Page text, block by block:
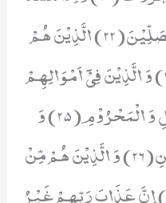
الْخَیْرُ مَنُوْعًا(21) اِلَّا الْمُصَلِّیْنَ(22) الَّذِیْنَ هُمْ
عَلٰى صَلَاتِهِمْ دَآىٕمُوْنَ(23) وَ الَّذِیْنَ فِیْۤ اَمْوَالِهِمْ
حَقٌّ مَّعْلُوْمٌ(24) لِّلسَّآىٕلِ وَ الْمَحْرُوْمِ(25) وَ
الَّذِیْنَ یُصَدِّقُوْنَ بِیَوْمِ الدِّیْنِ(26) وَ الَّذِیْنَ هُمْ مِّنْ
عَذَابِ رَبِّهِمْ مُّشْفِقُوْنَ(27) اِنَّ عَذَابَ رَبِّهِمْ غَیْرُ